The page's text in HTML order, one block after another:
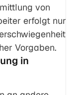
von
erfolgt nur
Vorgaben.
in